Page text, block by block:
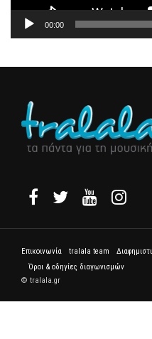
00:00
Επικοινωνία tralala team
Όροι & οδηγίες διαγωνισμών
© tralala.gr